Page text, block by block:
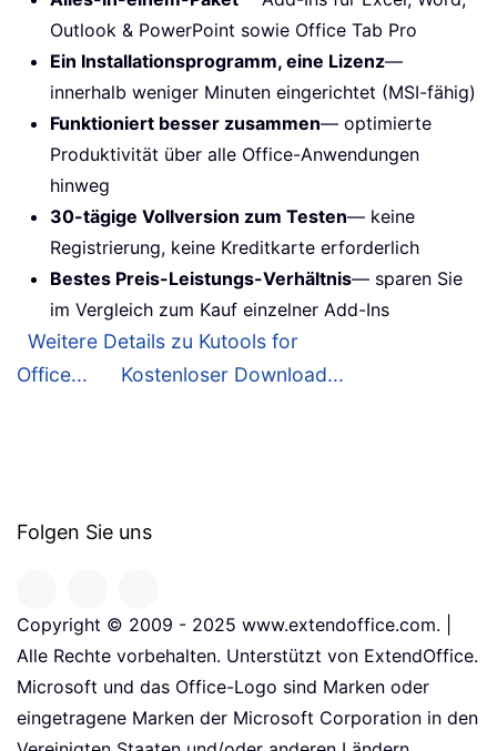
Outlook & PowerPoint sowie Office Tab Pro
Ein Installationsprogramm, eine Lizenz—
innerhalb weniger Minuten eingerichtet (MSI-fähig)
Funktioniert besser zusammen— optimierte
Produktivität über alle Office-Anwendungen
hinweg
30-tägige Vollversion zum Testen— keine
Registrierung, keine Kreditkarte erforderlich
Bestes Preis-Leistungs-Verhältnis— sparen Sie
im Vergleich zum Kauf einzelner Add-Ins
Weitere Details zu Kutools for
Office...
Kostenloser Download...
Folgen Sie uns
Copyright © 2009 - 2025 www.extendoffice.com. |
Alle Rechte vorbehalten. Unterstützt von ExtendOffice.
Microsoft und das Office-Logo sind Marken oder
eingetragene Marken der Microsoft Corporation in den